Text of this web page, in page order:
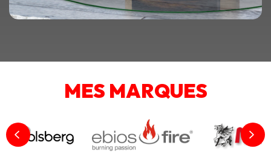
MES MARQUES